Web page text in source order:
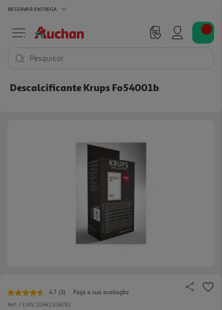
RESERVAR ENTREGA
Pesquisar
Descalcificante Krups Fo54001b
4.7 Leu
3
(3)
Faça a sua avaliação
Ref. / EAN: 10942206781